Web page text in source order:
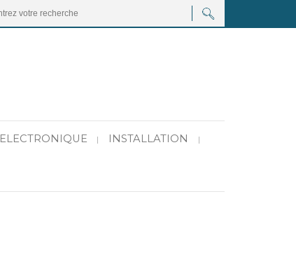
ELECTRONIQUE | INSTALLATION |